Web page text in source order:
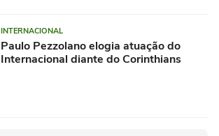
INTERNACIONAL
Paulo Pezzolano elogia atuação do
Internacional diante do Corinthians